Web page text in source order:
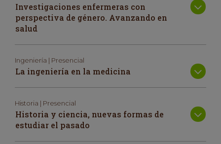
Investigaciones enfermeras con
perspectiva de género. Avanzando en
salud
Ingeniería | Presencial
La ingeniería en la medicina
Historia | Presencial
Historia y ciencia, nuevas formas de
estudiar el pasado